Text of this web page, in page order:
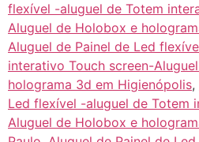
flexível -aluguel de Totem
Aluguel de Holobox e
Aluguel de Painel de Led
interativo Touch screen-
holograma 3d em Higienópolis,
Led flexível -aluguel de Totem
Aluguel de Holobox e